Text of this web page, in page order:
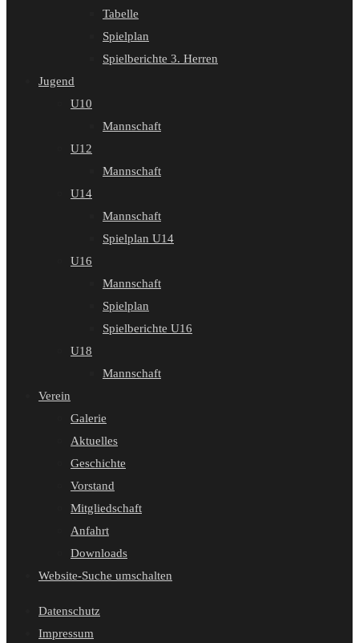
Tabelle
Spielplan
Spielberichte 3. Herren
Jugend
U10
Mannschaft
U12
Mannschaft
U14
Mannschaft
Spielplan U14
U16
Mannschaft
Spielplan
Spielberichte U16
U18
Mannschaft
Verein
Galerie
Aktuelles
Geschichte
Vorstand
Mitgliedschaft
Anfahrt
Downloads
Website-Suche umschalten
Datenschutz
Impressum